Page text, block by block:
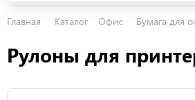
Главная Каталог Офис Бумага для
Рулоны для